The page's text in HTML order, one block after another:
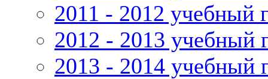
2011 - 2012 учебный
2012 - 2013 учебный
2013 - 2014 учебный